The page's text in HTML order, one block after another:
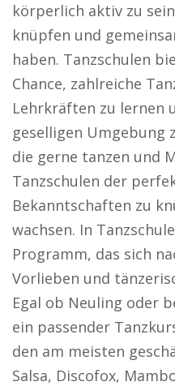
körperlich aktiv zu
knüpfen und
haben. Tanzschulen
Chance, zahlreiche
Lehrkräften zu lernen
geselligen Umgebung
die gerne tanzen und
Tanzschulen der
Bekanntschaften zu
wachsen. In
Programm, das sich
Vorlieben und
Egal ob Neuling oder
ein passender
den am meisten
Salsa, Discofox,